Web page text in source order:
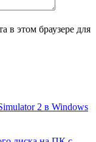
в этом браузере для
2 в Windows